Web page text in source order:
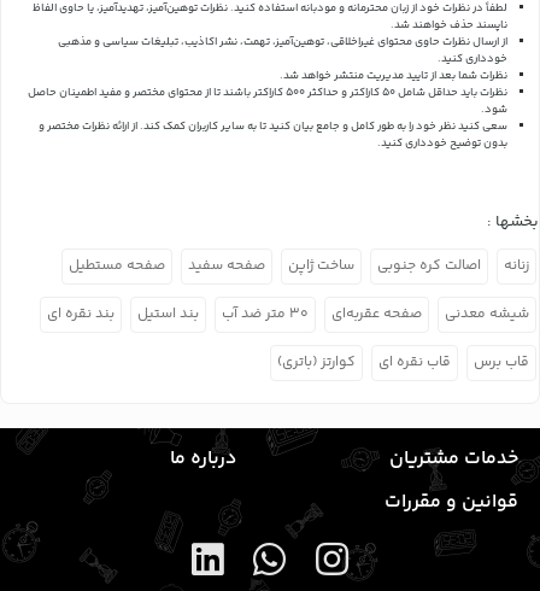
لطفاً در نظرات خود از زبان محترمانه و مودبانه استفاده کنید. نظرات توهین‌آمیز، تهدیدآمیز، یا حاوی الفاظ
ناپسند حذف خواهند شد.
از ارسال نظرات حاوی محتوای غیراخلاقی، توهین‌آمیز، تهمت، نشر اکاذیب، تبلیغات سیاسی و مذهبی
خودداری کنید.
نظرات شما بعد از تایید مدیریت منتشر خواهد شد.
نظرات باید حداقل شامل 50 کاراکتر و حداکثر 500 کاراکتر باشند تا از محتوای مختصر و مفید اطمینان حاصل
شود.
سعی کنید نظر خود را به طور کامل و جامع بیان کنید تا به سایر کاربران کمک کند.از ارائه نظرات مختصر و
بدون توضیح خودداری کنید.
بخشها :
زنانه اصالت کره جنوبی ساخت ژاپن صفحه سفید صفحه مستطیل
شیشه معدنی صفحه عقربه‌ای ۳۰ متر ضد آب بند استیل بند نقره ای
قاب برس قاب نقره ای کوارتز (باتری)
خدمات مشتریان
درباره ما
قوانین و مقررات